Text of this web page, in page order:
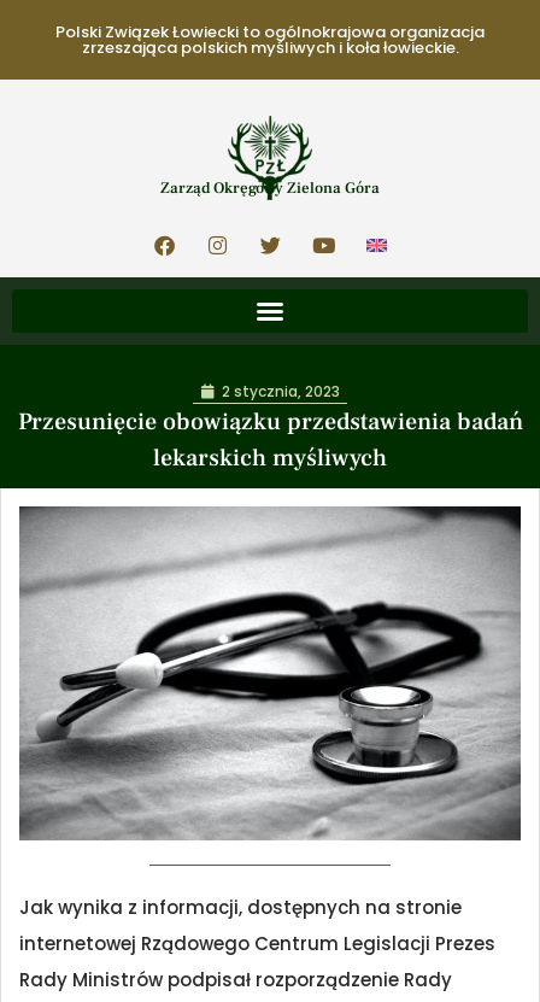
Polski Związek Łowiecki to ogólnokrajowa organizacja
zrzeszająca polskich myśliwych i koła łowieckie.
Zarząd Okręgowy Zielona Góra
Przesunięcie obowiązku przedstawienia badań
lekarskich myśliwych
2 stycznia, 2023
Jak wynika z informacji, dostępnych na stronie
internetowej Rządowego Centrum Legislacji Prezes
Rady Ministrów podpisał rozporządzenie Rady